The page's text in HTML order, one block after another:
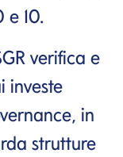
e 10.
verifica e
investe
in
strutture